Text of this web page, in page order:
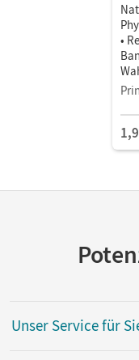
•
e I
Unser Service für